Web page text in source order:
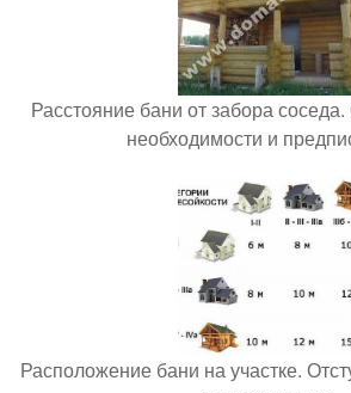
Расстояние бани от забора
необходимости и
Расположение бани на участке.